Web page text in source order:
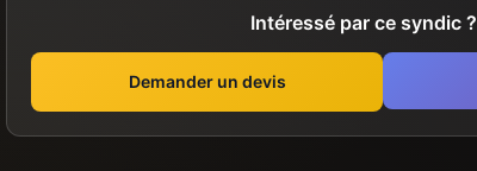
Intéressé par ce syndic ?
Demander un devis